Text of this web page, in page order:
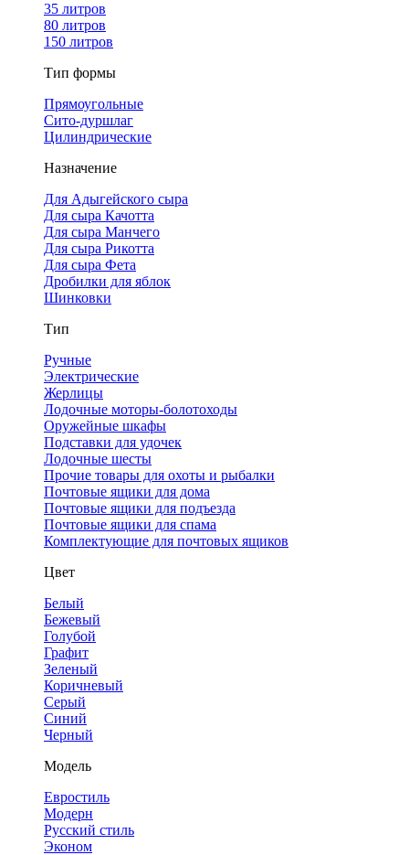
35 литров
80 литров
150 литров
Тип формы
Прямоугольные
Сито-дуршлаг
Цилиндрические
Назначение
Для Адыгейского сыра
Для сыра Качотта
Для сыра Манчего
Для сыра Рикотта
Для сыра Фета
Дробилки для яблок
Шинковки
Тип
Ручные
Электрические
Жерлицы
Лодочные моторы-болотоходы
Оружейные шкафы
Подставки для удочек
Лодочные шесты
Прочие товары для охоты и рыбалки
Почтовые ящики для дома
Почтовые ящики для подъезда
Почтовые ящики для спама
Комплектующие для почтовых ящиков
Цвет
Белый
Бежевый
Голубой
Графит
Зеленый
Коричневый
Серый
Синий
Черный
Модель
Евростиль
Модерн
Русский стиль
Эконом